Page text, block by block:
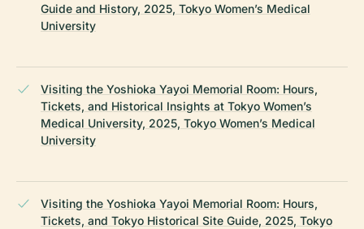
Guide and History, 2025, Tokyo Women’s Medical
University
Visiting the Yoshioka Yayoi Memorial Room: Hours,
Tickets, and Historical Insights at Tokyo Women’s
Medical University, 2025, Tokyo Women’s Medical
University
Visiting the Yoshioka Yayoi Memorial Room: Hours,
Tickets, and Tokyo Historical Site Guide, 2025, Tokyo